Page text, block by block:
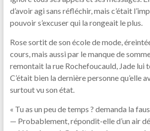
d’avoir agi sans réfléchir, mais c’était
pouvoir s’excuser qui la rongeait le plus.
Rose sortit de son école de mode,
cours, mais aussi par le manque de
remontait la rue Rochefoucauld, Jade lui
C’était bien la dernière personne qu’elle
surtout vu son état.
« Tu as un peu de temps ? demanda la
— Probablement, répondit-elle d’un air